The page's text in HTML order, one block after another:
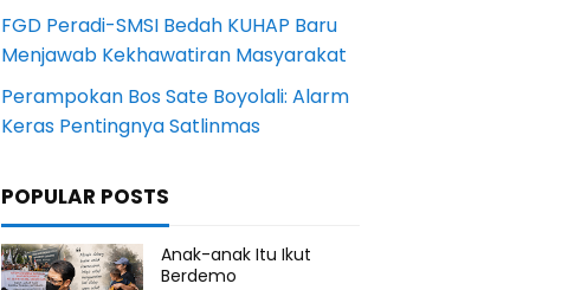
FGD Peradi-SMSI Bedah KUHAP Baru
Menjawab Kekhawatiran Masyarakat
Perampokan Bos Sate Boyolali: Alarm
Keras Pentingnya Satlinmas
POPULAR POSTS
Anak-anak Itu Ikut
Berdemo